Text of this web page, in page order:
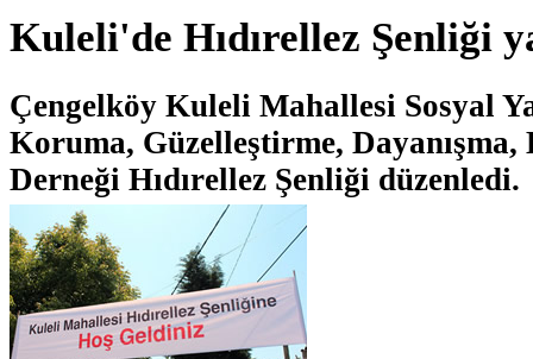
Kuleli'de Hıdırellez Şenliği
Çengelköy Kuleli Mahallesi Sosyal
Koruma, Güzelleştirme,
Derneği Hıdırellez Şenliği düzenledi.